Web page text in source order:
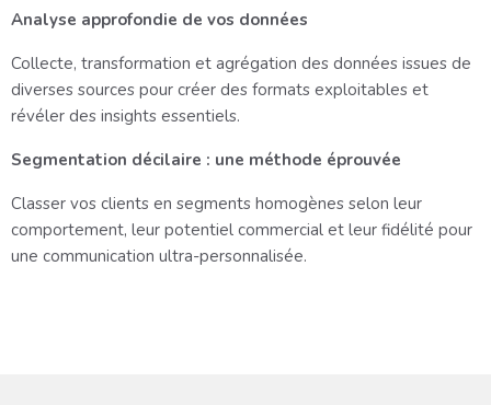
Analyse approfondie de vos données
Collecte, transformation et agrégation des données issues de
diverses sources pour créer des formats exploitables et
révéler des insights essentiels.
Segmentation décilaire : une méthode éprouvée
Classer vos clients en segments homogènes selon leur
comportement, leur potentiel commercial et leur fidélité pour
une communication ultra-personnalisée.